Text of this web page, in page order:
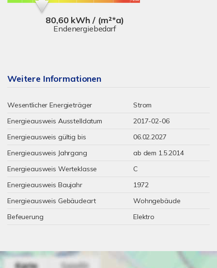
80,60 kWh / (m²*a)
Endenergiebedarf
Weitere Informationen
Wesentlicher Energieträger
Strom
Energieausweis Ausstelldatum
2017-02-06
Energieausweis gültig bis
06.02.2027
Energieausweis Jahrgang
ab dem 1.5.2014
Energieausweis Werteklasse
C
Energieausweis Baujahr
1972
Energieausweis Gebäudeart
Wohngebäude
Befeuerung
Elektro